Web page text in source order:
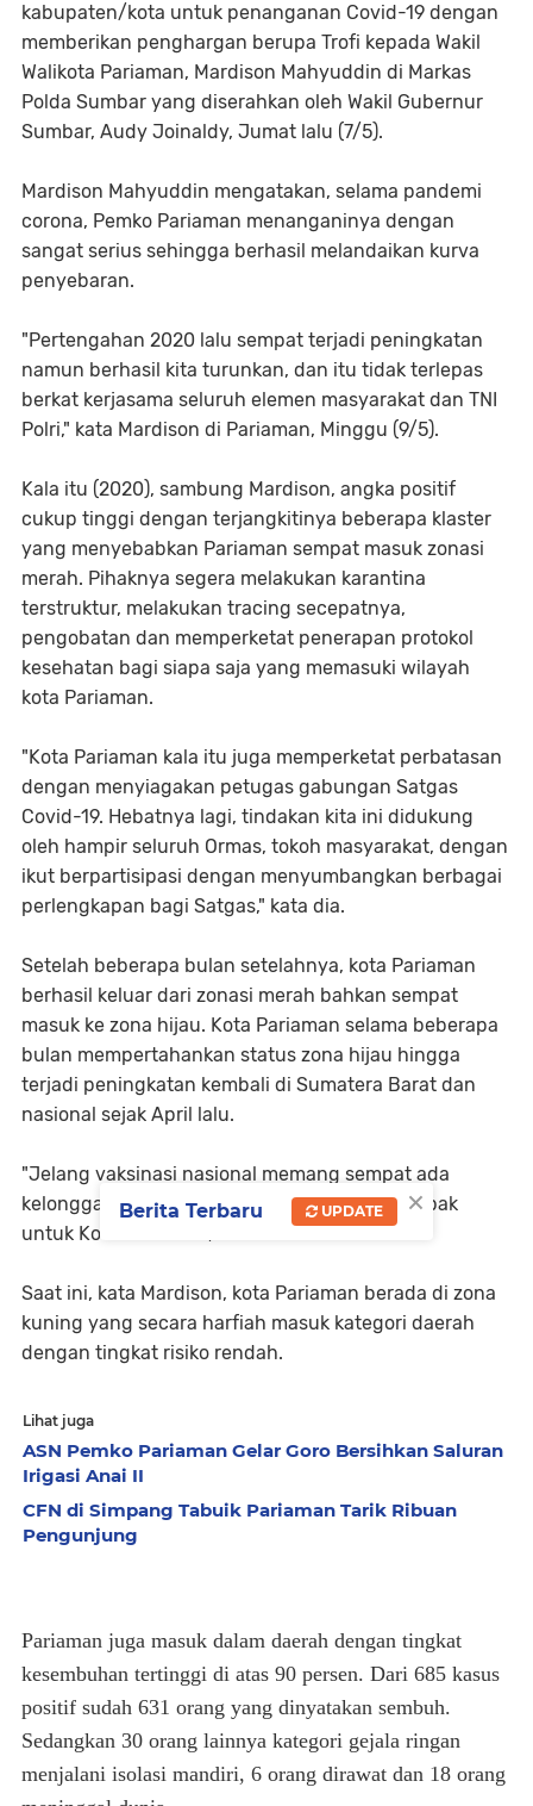
kabupaten/kota untuk penanganan Covid-19 dengan
memberikan penghargan berupa Trofi kepada Wakil
Walikota Pariaman, Mardison Mahyuddin di Markas
Polda Sumbar yang diserahkan oleh Wakil Gubernur
Sumbar, Audy Joinaldy, Jumat lalu (7/5).
Mardison Mahyuddin mengatakan, selama pandemi
corona, Pemko Pariaman menanganinya dengan
sangat serius sehingga berhasil melandaikan kurva
penyebaran.
"Pertengahan 2020 lalu sempat terjadi peningkatan
namun berhasil kita turunkan, dan itu tidak terlepas
berkat kerjasama seluruh elemen masyarakat dan TNI
Polri," kata Mardison di Pariaman, Minggu (9/5).
Kala itu (2020), sambung Mardison, angka positif
cukup tinggi dengan terjangkitinya beberapa klaster
yang menyebabkan Pariaman sempat masuk zonasi
merah. Pihaknya segera melakukan karantina
terstruktur, melakukan tracing secepatnya,
pengobatan dan memperketat penerapan protokol
kesehatan bagi siapa saja yang memasuki wilayah
kota Pariaman.
"Kota Pariaman kala itu juga memperketat perbatasan
dengan menyiagakan petugas gabungan Satgas
Covid-19. Hebatnya lagi, tindakan kita ini didukung
oleh hampir seluruh Ormas, tokoh masyarakat, dengan
ikut berpartisipasi dengan menyumbangkan berbagai
perlengkapan bagi Satgas," kata dia.
Setelah beberapa bulan setelahnya, kota Pariaman
berhasil keluar dari zonasi merah bahkan sempat
masuk ke zona hijau. Kota Pariaman selama beberapa
bulan mempertahankan status zona hijau hingga
terjadi peningkatan kembali di Sumatera Barat dan
nasional sejak April lalu.
"Jelang vaksinasi nasional memang sempat ada
kelonggaran secara nasional, ini juga berdampak
untuk Kota Pariaman," kata dia.
Saat ini, kata Mardison, kota Pariaman berada di zona
kuning yang secara harfiah masuk kategori daerah
dengan tingkat risiko rendah.
Lihat juga
ASN Pemko Pariaman Gelar Goro Bersihkan Saluran
Irigasi Anai II
CFN di Simpang Tabuik Pariaman Tarik Ribuan
Pengunjung
Pariaman juga masuk dalam daerah dengan tingkat
kesembuhan tertinggi di atas 90 persen. Dari 685 kasus
positif sudah 631 orang yang dinyatakan sembuh.
Sedangkan 30 orang lainnya kategori gejala ringan
menjalani isolasi mandiri, 6 orang dirawat dan 18 orang
×
Berita Terbaru UPDATE